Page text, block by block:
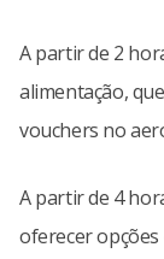
A partir de 2
alimentação,
vouchers no
A partir de 4
oferecer opções